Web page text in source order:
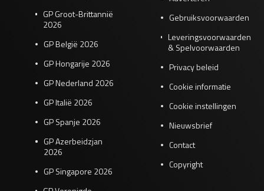
GP Groot-Brittannië
2026
GP België 2026
GP Hongarije 2026
GP Nederland 2026
GP Italië 2026
GP Spanje 2026
GP Azerbeidzjan
2026
GP Singapore 2026
Gebruiksvoorwaarden
Leveringsvoorwaarden
& Spelvoorwaarden
Privacy beleid
Cookie informatie
Cookie instellingen
Nieuwsbrief
Contact
Copyright